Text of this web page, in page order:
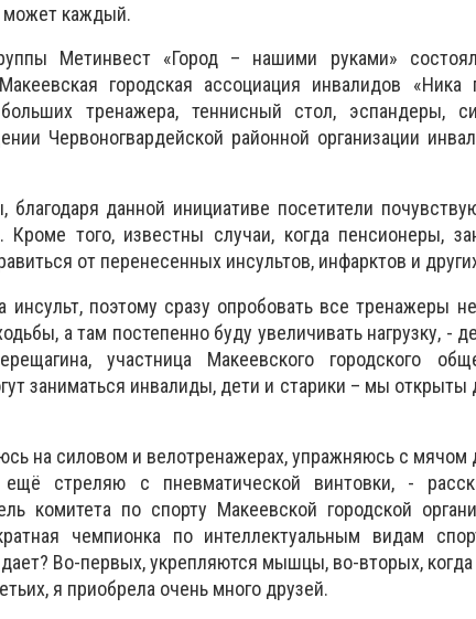
может каждый.
Метинвест «Город – нашими руками»
городская ассоциация инвалидов «Ника
тренажера, теннисный стол, эспандеры,
Червоногвардейской районной организации
благодаря данной инициативе посетители
того, известны случаи, когда пенсионеры,
от перенесенных инсультов, инфарктов и
инсульт, поэтому сразу опробовать все тренажеры
а там постепенно буду увеличивать нагрузку, -
участница Макеевского городского
заниматься инвалиды, дети и старики – мы
на силовом и велотренажерах, упражняюсь с мячом
стреляю с пневматической винтовки, -
комитета по спорту Макеевской городской
чемпионка по интеллектуальным видам
Во-первых, укрепляются мышцы, во-вторых,
я приобрела очень много друзей.